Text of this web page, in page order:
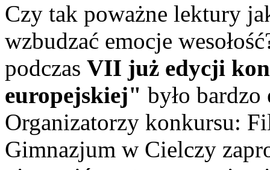
Czy tak poważne lektury
wzbudzać emocje
podczas VII już edycji
europejskiej" było
Organizatorzy konkursu:
Gimnazjum w Cielczy